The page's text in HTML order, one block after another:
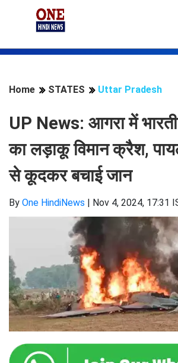
Home STATES Uttar Pradesh
UP News: आगरा में
का लड़ाकू विमान क्रैश,
से कूदकर बचाई जान
By One HindiNews | Nov 4, 2024, 17:31